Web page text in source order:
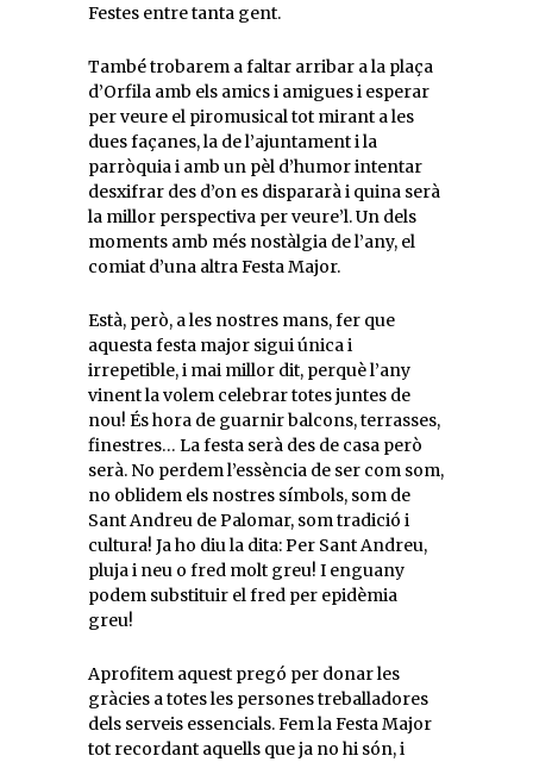
Festes entre tanta gent.
També trobarem a faltar arribar a la plaça
d’Orfila amb els amics i amigues i esperar
per veure el piromusical tot mirant a les
dues façanes, la de l’ajuntament i la
parròquia i amb un pèl d’humor intentar
desxifrar des d’on es dispararà i quina serà
la millor perspectiva per veure’l. Un dels
moments amb més nostàlgia de l’any, el
comiat d’una altra Festa Major.
Està, però, a les nostres mans, fer que
aquesta festa major sigui única i
irrepetible, i mai millor dit, perquè l’any
vinent la volem celebrar totes juntes de
nou! És hora de guarnir balcons, terrasses,
finestres… La festa serà des de casa però
serà. No perdem l’essència de ser com som,
no oblidem els nostres símbols, som de
Sant Andreu de Palomar, som tradició i
cultura! Ja ho diu la dita: Per Sant Andreu,
pluja i neu o fred molt greu! I enguany
podem substituir el fred per epidèmia
greu!
Aprofitem aquest pregó per donar les
gràcies a totes les persones treballadores
dels serveis essencials. Fem la Festa Major
tot recordant aquells que ja no hi són, i